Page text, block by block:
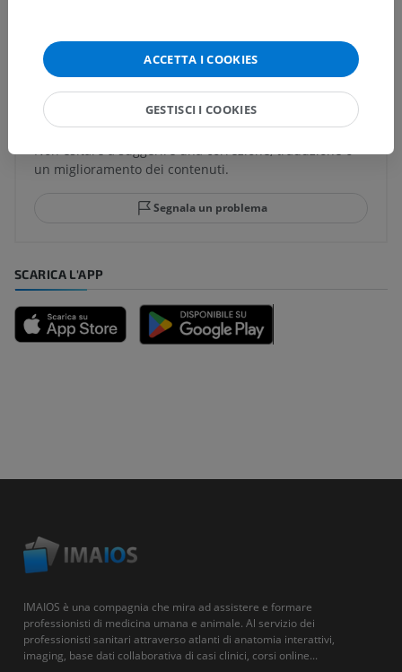
Hai notato un errore?
Non esitare a suggerire una correzione, traduzione o
un miglioramento dei contenuti.
Segnala un problema
SCARICA L'APP
IMAIOS è una compagnia che mira ad assistere e formare
professionisti di medicina umana e animale. Al servizio dei
professionisti sanitari attraverso atlanti di anatomia interattivi,
imaging, base dati collaborativa di casi clinici, corsi online...
ACCETTA I COOKIES
GESTISCI I COOKIES